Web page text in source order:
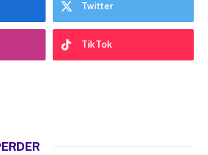
Twitter
TikTok